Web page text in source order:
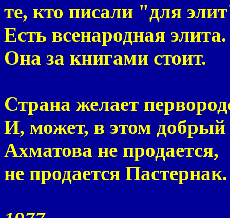
те, кто писали "для
Есть всенародная элита.
Она за книгами стоит.
Страна желает
И, может, в этом добрый
Ахматова не продается,
не продается Пастернак.